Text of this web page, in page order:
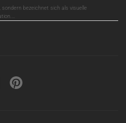
bezeichnet sich als visuelle
pinterest